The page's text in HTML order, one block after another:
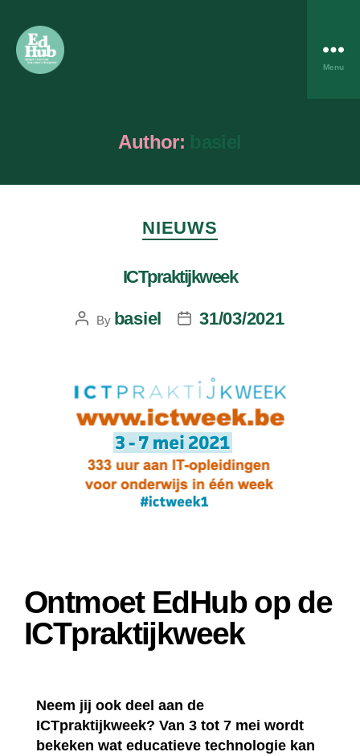
Menu
Author:
NIEUWS
ICTpraktijkweek
By basiel 31/03/2021
Ontmoet EdHub op de
ICTpraktijkweek
Neem jij ook deel aan de
ICTpraktijkweek? Van 3 tot 7 mei wordt
bekeken wat educatieve technologie kan